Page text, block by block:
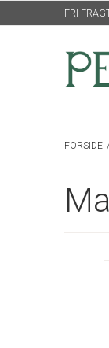
FRI
FORSIDE